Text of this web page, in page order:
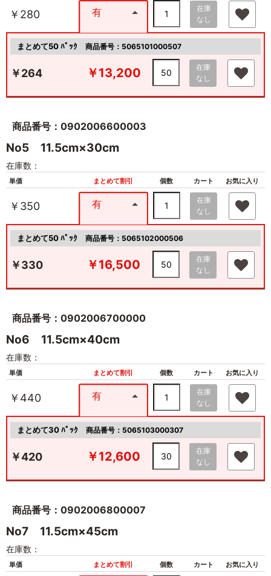
￥280 有
在庫
なし
まとめて50 ﾊﾟｯｸ 商品番号：5065101000507
￥264 ￥13,200
在庫
なし
商品番号：0902006600003
No5 11.5cm×30cm
在庫数：
単価 まとめて割引 個数 カート お気に入り
￥350 有
在庫
なし
まとめて50 ﾊﾟｯｸ 商品番号：5065102000506
￥330 ￥16,500
在庫
なし
商品番号：0902006700000
No6 11.5cm×40cm
在庫数：
単価 まとめて割引 個数 カート お気に入り
￥440 有
在庫
なし
まとめて30 ﾊﾟｯｸ 商品番号：5065103000307
￥420 ￥12,600
在庫
なし
商品番号：0902006800007
No7 11.5cm×45cm
在庫数：
単価 まとめて割引 個数 カート お気に入り